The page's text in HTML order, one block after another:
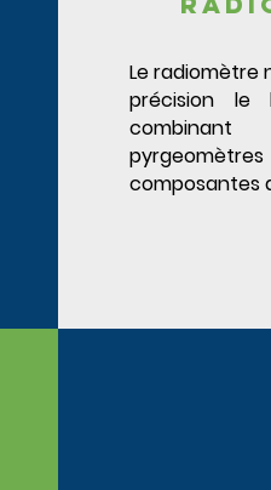
Le radiomètre
précision le
composantes